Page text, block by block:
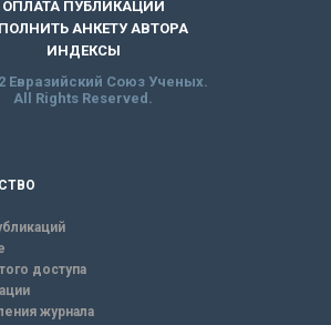
ОПЛАТА ПУБЛИКАЦИИ
АНКЕТУ АВТОРА
ИНДЕКСЫ
Евразийский Союз Ученых.
All Rights Reserved.
доступа
журнала